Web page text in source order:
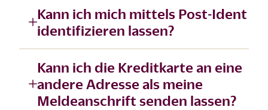
Kann ich mich mittels Post-Ident
identifizieren lassen?
Kann ich die Kreditkarte an eine
andere Adresse als meine
Meldeanschrift senden lassen?